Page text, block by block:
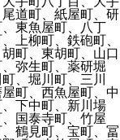
道町、紙屋町、研
東魚屋町、八丁
上柳町、鉄砲町、
町、東胡町、山口
弥生町、薬研堀
、堀川町、三川
町、西魚屋町、中
下中町、新川場
国泰寺町、竹屋
鶴見町、宝町、冨